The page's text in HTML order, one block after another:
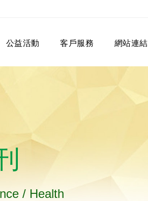
公益活動 客戶服務 網站連結
/ Health